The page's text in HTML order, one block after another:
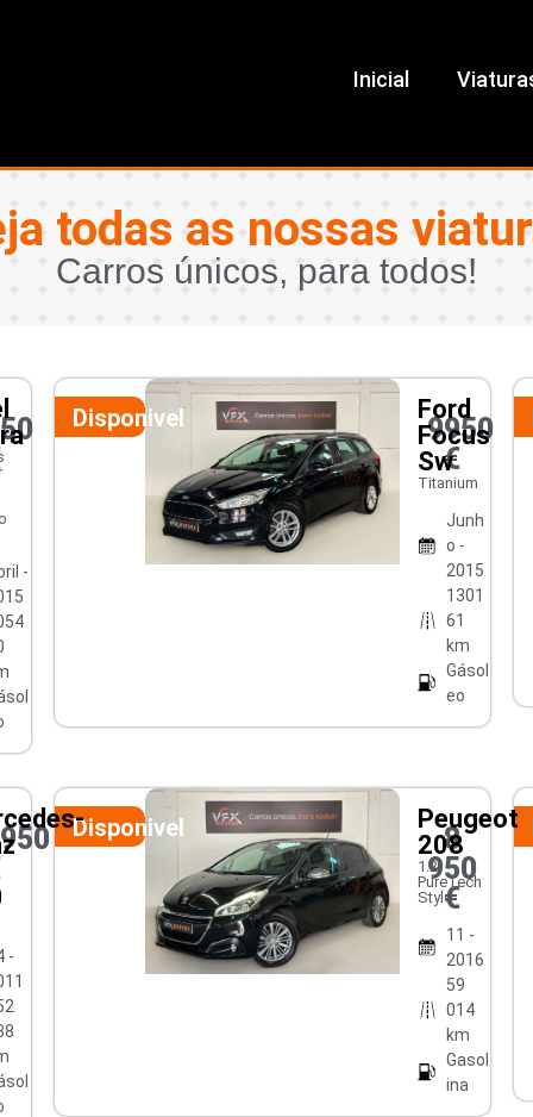
Inicial
todas as nossas
Carros únicos, para todos!
-
Disponivel
Ford
Focus
Sw
Titanium
Junh
o -
2015
1301
61
km
Gásol
eo
9950
€
-
Disponivel
Peugeot
208
1.2
PureTech
Style
11 -
2016
59
014
km
Gasol
ina
8
950
€